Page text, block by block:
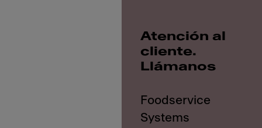
Atención al
cliente.
Llámanos
Foodservice
Systems